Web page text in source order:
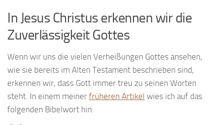
In Jesus Christus erkennen wir die
Zuverlässigkeit Gottes
Wenn wir uns die vielen Verheißungen Gottes ansehen,
wie sie bereits im Alten Testament beschrieben sind,
erkennen wir, dass Gott immer treu zu seinen Worten
steht. In einem meiner früheren Artikel wies ich auf das
folgenden Bibelwort hin: